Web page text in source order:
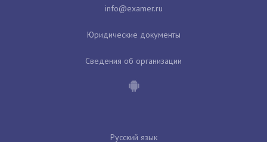
Юридические документы
Сведения об организации
Русский язык